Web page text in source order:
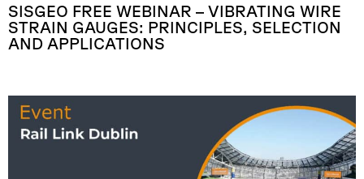
SISGEO FREE WEBINAR – VIBRATING WIRE
STRAIN GAUGES: PRINCIPLES, SELECTION
AND APPLICATIONS